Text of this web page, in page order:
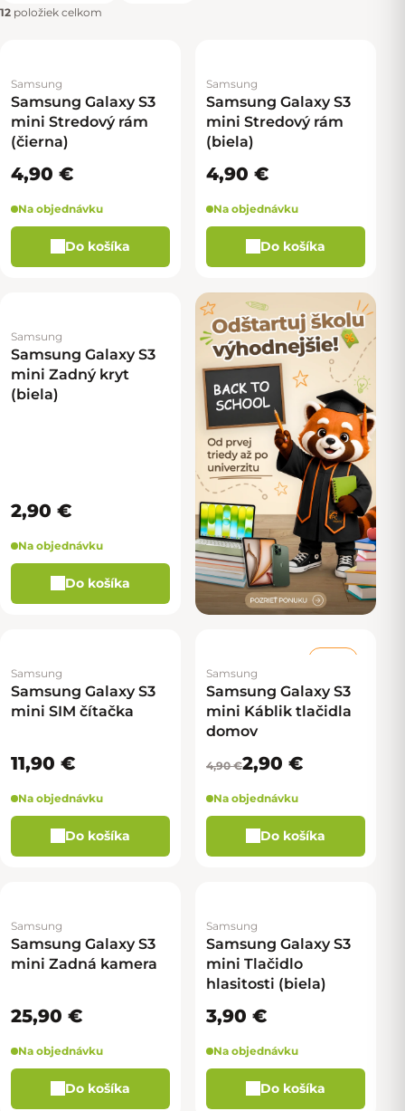
12 položiek celkom
Samsung
Samsung Galaxy S3
mini Stredový rám
(čierna)
4,90 €
Na objednávku
Do košíka
Samsung
Samsung Galaxy S3
mini Stredový rám
(biela)
4,90 €
Na objednávku
Do košíka
Samsung
Samsung Galaxy S3
mini Zadný kryt
(biela)
2,90 €
Na objednávku
Do košíka
Samsung
Samsung Galaxy S3
mini SIM čítačka
11,90 €
Na objednávku
Do košíka
Samsung
Samsung Galaxy S3
mini Káblik tlačidla
domov
4,90 €2,90 €
Na objednávku
Do košíka
Samsung
Samsung Galaxy S3
mini Zadná kamera
25,90 €
Na objednávku
Do košíka
Samsung
Samsung Galaxy S3
mini Tlačidlo
hlasitosti (biela)
3,90 €
Na objednávku
Do košíka